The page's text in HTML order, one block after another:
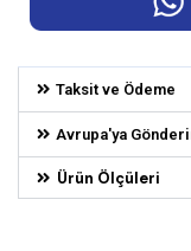
Taksit ve Ödeme
Avrupa'ya
Ürün Ölçüleri